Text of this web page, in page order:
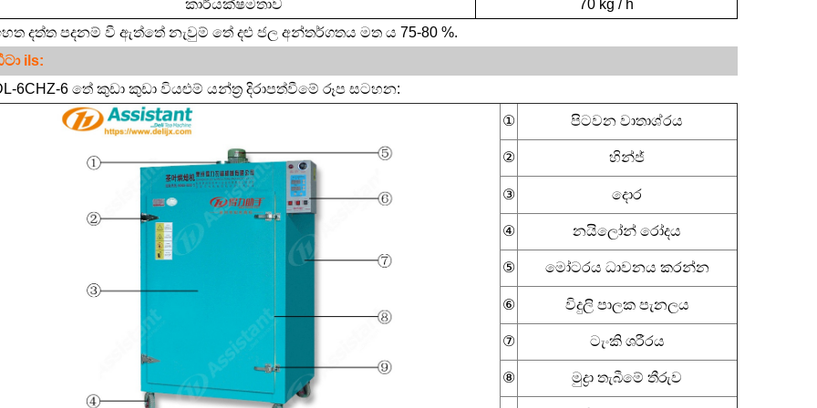
කාර්යක්ෂමතාව
70 kg / h
දත්ත පදනම් වී ඇත්තේ නැවුම් තේ දළු ජල අන්තර්ගතය මත ය 75-80%.
ils:
6CHZ-6 තේ කුඩා කුඩා වියළුම් යන්ත්‍ර දිරාපත්වීමේ රූප සටහන:
① පිටවන වාතාශ්රය
② හින්ජ්
③ දොර
④ නයිලෝන් රෝදය
⑤ මෝටරය ධාවනය කරන්න
⑥ විදුලි පාලක පැනලය
⑦ ටැංකි ශරීරය
⑧ මුද්‍රා තැබීමේ තීරුව